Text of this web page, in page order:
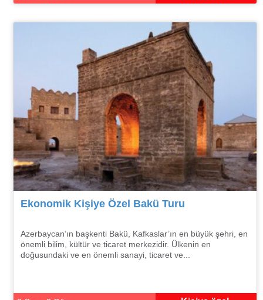
Ekonomik Kişiye Özel Bakü Turu
Azerbaycan’ın başkenti Bakü, Kafkaslar’ın en büyük şehri, en
önemli bilim, kültür ve ticaret merkezidir. Ülkenin en
doğusundaki ve en önemli sanayi, ticaret ve...